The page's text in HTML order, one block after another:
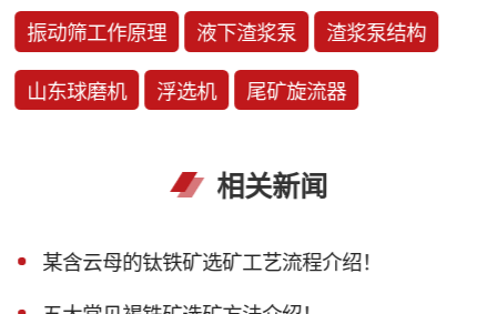
振动筛工作原理 液下渣浆泵 渣浆泵结构
山东球磨机 浮选机 尾矿旋流器
相关新闻
某含云母的钛铁矿选矿工艺流程介绍！